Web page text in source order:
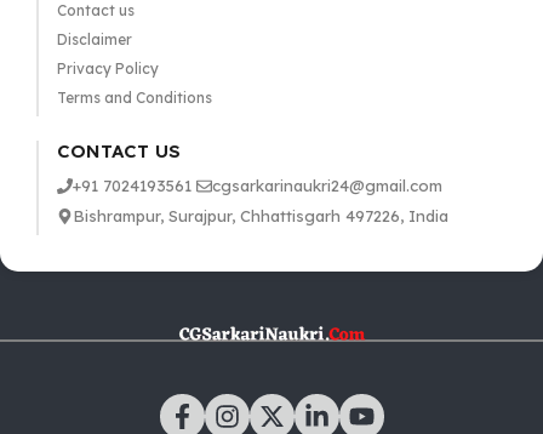
Contact us
Disclaimer
Privacy Policy
Terms and Conditions
CONTACT US
+91 7024193561
cgsarkarinaukri24@gmail.com
Bishrampur, Surajpur, Chhattisgarh 497226, India